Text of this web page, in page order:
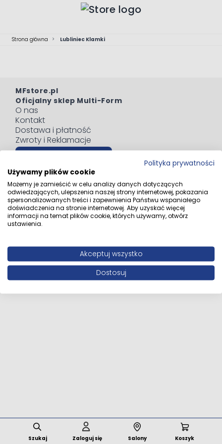
Szukaj Zaloguj się Salony Koszyk
Strona główna > Lubliniec Klamki
MFstore.pl
Oficjalny sklep Multi-Form
O nas
Kontakt
Dostawa i płatność
Zwroty i Reklamacje
Blog
Regulaminy
Polityka prywatności
Informacja o zużytym sprzęcie elektrycznym i
elektronicznym
Wszystkie prawa zastrzeżone © 2026 MFstore.pl /
Powered byNetwork Interactive
Polityka prywatności
Używamy plików cookie
Możemy je zamieścić w celu analizy danych dotyczących
odwiedzających, ulepszenia naszej strony internetowej, pokazania
spersonalizowanych treści i zapewnienia Państwu wspaniałego
doświadczenia na stronie internetowej. Aby uzyskać więcej
informacji na temat plików cookie, których używamy, otwórz
ustawienia.
Akceptuj wszystko
Dostosuj